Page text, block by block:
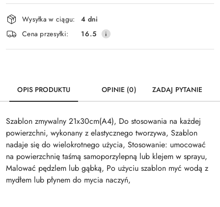
Dostępność
i
dostawa
Wysyłka w ciągu:
4 dni
Cena przesyłki:
16.5
OPIS PRODUKTU OPINIE (0) ZADAJ PYTANIE
Szablon zmywalny 21x30cm(A4), Do stosowania na każdej
powierzchni, wykonany z elastycznego tworzywa, Szablon
nadaje się do wielokrotnego użycia, Stosowanie: umocować
na powierzchnię taśmą samoporzylepną lub klejem w sprayu,
Malować pędzlem lub gąbką, Po użyciu szablon myć wodą z
mydłem lub płynem do mycia naczyń,